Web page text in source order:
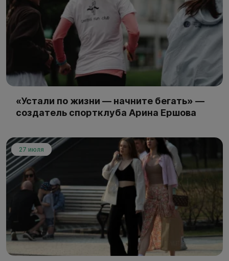
«Устали по жизни — начните бегать» —
создатель спортклуба Арина Ершова
27 июля